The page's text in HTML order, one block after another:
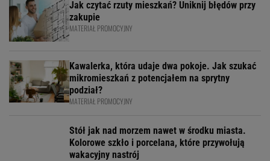
Jak czytać rzuty mieszkań? Uniknij błędów przy
zakupie
MATERIAŁ PROMOCYJNY
Kawalerka, która udaje dwa pokoje. Jak szukać
mikromieszkań z potencjałem na sprytny
podział?
MATERIAŁ PROMOCYJNY
Stół jak nad morzem nawet w środku miasta.
Kolorowe szkło i porcelana, które przywołują
wakacyjny nastrój